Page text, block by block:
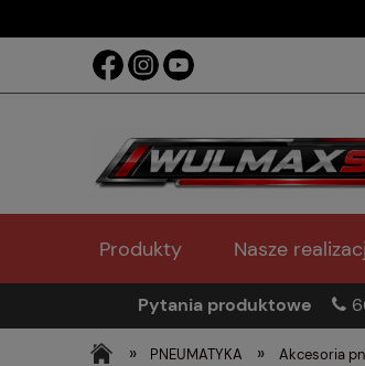
Produkty Nasze
Pytania produktowe
» PNEUMATYKA » Akcesoria